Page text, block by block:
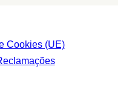
Cookies (UE)